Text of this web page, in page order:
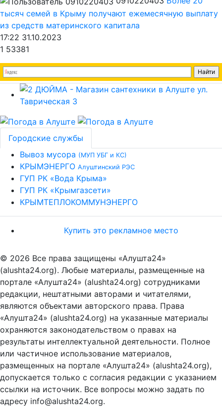
тысяч семей в Крыму получают ежемесячную выплату
из средств материнского капитала
17:22 31.10.2023
1 53381
Городские службы
Вывоз мусора (МУП УБГ и КС)
КРЫМЭНЕРГО Алуштинский РЭС
ГУП РК «Вода Крыма»
ГУП РК «Крымгазсети»
КРЫМТЕПЛОКОММУНЭНЕРГО
Купить это рекламное место
© 2026 Все права защищены «Алушта24»
(alushta24.org). Любые материалы, размещенные на
портале «Алушта24» (alushta24.org) сотрудниками
редакции, нештатными авторами и читателями,
являются объектами авторского права. Права
«Алушта24» (alushta24.org) на указанные материалы
охраняются законодательством о правах на
результаты интеллектуальной деятельности. Полное
или частичное использование материалов,
размещенных на портале «Алушта24» (alushta24.org),
допускается только с согласия редакции с указанием
ссылки на источник. Все вопросы можно задать по
адресу info@alushta24.org.